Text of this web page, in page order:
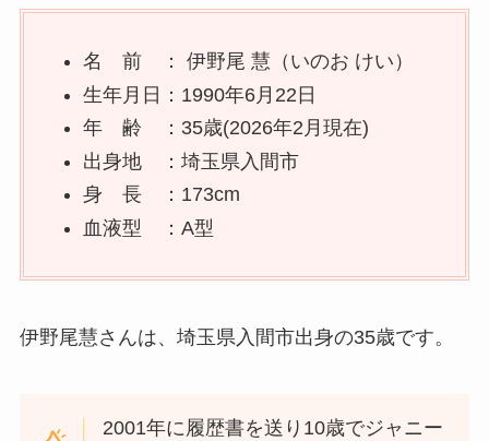
名 前 ： 伊野尾 慧（いのお けい）
生年月日：1990年6月22日
年 齢 ：35歳(2026年2月現在)
出身地 ：埼玉県入間市
身 長 ：173cm
血液型 ：A型
伊野尾慧さんは、埼玉県入間市出身の35歳です。
2001年に履歴書を送り10歳でジャニー